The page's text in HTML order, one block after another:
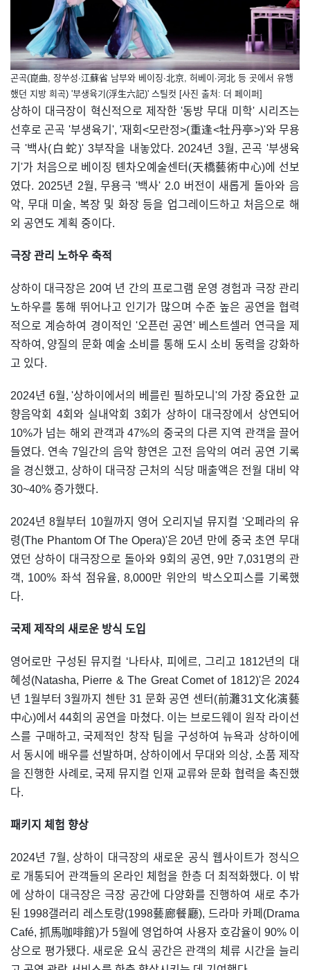
곤곡(崑曲, 장쑤성·江蘇省 남부와 베이징·北京, 허베이·河北 등 곳에서 유행
했던 지방 희곡) '부생육기(浮生六記)' 스틸컷 [사진 출처: 더 페이퍼]
상하이 대극장이 혁신적으로 제작한 '동방 무대 미학' 시리즈는
선후로 곤곡 '부생육기', '재회<모란정>(重逢<牡丹亭>)'와 무용
극 '백사(白蛇)' 3부작을 내놓았다. 2024년 3월, 곤곡 '부생육
기'가 처음으로 베이징 톈차오예술센터(天橋藝術中心)에 선보
였다. 2025년 2월, 무용극 '백사' 2.0 버전이 새롭게 돌아와 음
악, 무대 미술, 복장 및 화장 등을 업그레이드하고 처음으로 해
외 공연도 계획 중이다.
극장 관리 노하우 축적
상하이 대극장은 20여 년 간의 프로그램 운영 경험과 극장 관리
노하우를 통해 뛰어나고 인기가 많으며 수준 높은 공연을 협력
적으로 계승하여 경이적인 '오픈런 공연' 베스트셀러 연극을 제
작하여, 양질의 문화 예술 소비를 통해 도시 소비 동력을 강화하
고 있다.
2024년 6월, '상하이에서의 베를린 필하모니'의 가장 중요한 교
향음악회 4회와 실내악회 3회가 상하이 대극장에서 상연되어
10%가 넘는 해외 관객과 47%의 중국의 다른 지역 관객을 끌어
들였다. 연속 7일간의 음악 향연은 고전 음악의 여러 공연 기록
을 경신했고, 상하이 대극장 근처의 식당 매출액은 전월 대비 약
30~40% 증가했다.
2024년 8월부터 10월까지 영어 오리지널 뮤지컬 '오페라의 유
령(The Phantom Of The Opera)'은 20년 만에 중국 초연 무대
였던 상하이 대극장으로 돌아와 9회의 공연, 9만 7,031명의 관
객, 100% 좌석 점유율, 8,000만 위안의 박스오피스를 기록했
다.
국제 제작의 새로운 방식 도입
영어로만 구성된 뮤지컬 ‘나타샤, 피에르, 그리고 1812년의 대
혜성(Natasha, Pierre & The Great Comet of 1812)'은 2024
년 1월부터 3월까지 첸탄 31 문화 공연 센터(前灘31文化演藝
中心)에서 44회의 공연을 마쳤다. 이는 브로드웨이 원작 라이선
스를 구매하고, 국제적인 창작 팀을 구성하여 뉴욕과 상하이에
서 동시에 배우를 선발하며, 상하이에서 무대와 의상, 소품 제작
을 진행한 사례로, 국제 뮤지컬 인재 교류와 문화 협력을 촉진했
다.
패키지 체험 향상
2024년 7월, 상하이 대극장의 새로운 공식 웹사이트가 정식으
로 개통되어 관객들의 온라인 체험을 한층 더 최적화했다. 이 밖
에 상하이 대극장은 극장 공간에 다양화를 진행하여 새로 추가
된 1998갤러리 레스토랑(1998藝廊餐廳), 드라마 카페(Drama
Café, 抓馬咖啡館)가 5월에 영업하여 사용자 호감율이 90% 이
상으로 평가됐다. 새로운 요식 공간은 관객의 체류 시간을 늘리